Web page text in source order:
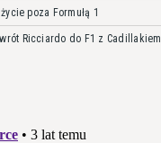
poza Formułą 1
Ricciardo do F1 z Cadillakiem